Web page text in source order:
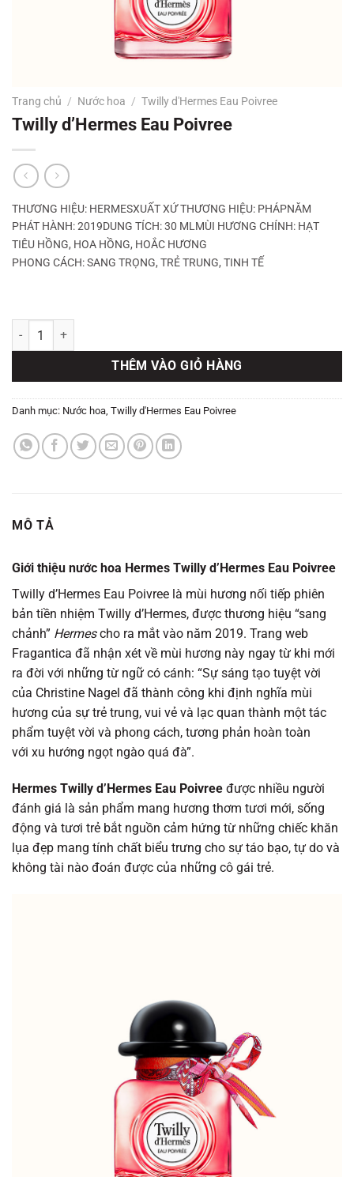
Trang chủ / Nước hoa / Twilly d'Hermes Eau Poivree
Twilly d’Hermes Eau Poivree
THƯƠNG HIỆU: HERMESXUẤT XỨ THƯƠNG HIỆU: PHÁPNĂM
PHÁT HÀNH: 2019DUNG TÍCH: 30 MLMÙI HƯƠNG CHÍNH: HẠT
TIÊU HỒNG, HOA HỒNG, HOẮC HƯƠNG
PHONG CÁCH:SANG TRỌNG, TRẺ TRUNG, TINH TẾ
Twilly d'Hermes Eau Poivree số lượng
THÊM VÀO GIỎ HÀNG
Danh mục: Nước hoa, Twilly d'Hermes Eau Poivree
MÔ TẢ
Giới thiệu nước hoa Hermes Twilly d’Hermes Eau Poivree
Twilly d’Hermes Eau Poivree là mùi hương nối tiếp phiên
bản tiền nhiệm Twilly d’Hermes, được thương hiệu “sang
chảnh” Hermescho ra mắt vào năm 2019. Trang web
Fragantica đã nhận xét về mùi hương này ngay từ khi mới
ra đời với những từ ngữ có cánh: “Sự sáng tạo tuyệt vời
của Christine Nagel đã thành công khi định nghĩa mùi
hương của sự trẻ trung, vui vẻ và lạc quan thành một tác
phẩm tuyệt vời và phong cách, tương phản hoàn toàn
với xu hướng ngọt ngào quá đà”.
Hermes Twilly d’Hermes Eau Poivree được nhiều người
đánh giá là sản phẩm mang hương thơm tươi mới, sống
động và tươi trẻ bắt nguồn cảm hứng từ những chiếc khăn
lụa đẹp mang tính chất biểu trưng cho sự táo bạo, tự do và
không tài nào đoán được của những cô gái trẻ.